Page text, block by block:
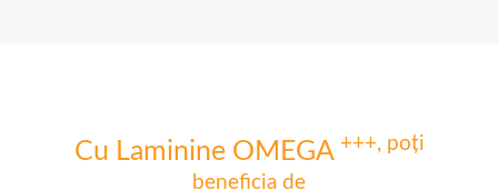
Cu Laminine OMEGA +++, poți
beneficia de